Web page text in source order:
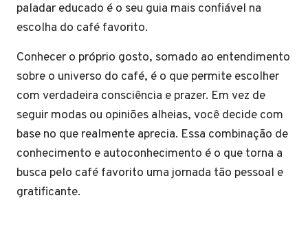
paladar educado é o seu guia mais confiável na
escolha do café favorito.
Conhecer o próprio gosto, somado ao entendimento
sobre o universo do café, é o que permite escolher
com verdadeira consciência e prazer. Em vez de
seguir modas ou opiniões alheias, você decide com
base no que realmente aprecia. Essa combinação de
conhecimento e autoconhecimento é o que torna a
busca pelo café favorito uma jornada tão pessoal e
gratificante.